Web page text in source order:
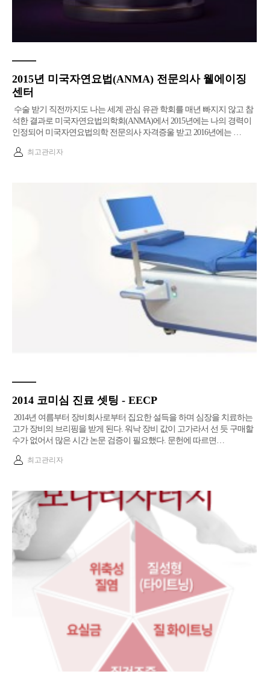
2015년 미국자연요법(ANMA) 전문의사 웰에이징
센터
수술 받기 직전까지도 나는 세계 관심 유관 학회를 매년 빠지지 않고 참
석한 결과로 미국자연요법의학회(ANMA)에서 2015년에는 나의 경력이
인정되어 미국자연요법의학 전문의사 자격증울 받고 2016년에는 …
최고관리자
2014 코미심 진료 셋팅 - EECP
2014년 여름부터 장비회사로부터 집요한 설득을 하며 심장을 치료하는
고가 장비의 브리핑을 받게 된다. 워낙 장비 값이 고가라서 선 듯 구매할
수가 없어서 많은 시간 논문 검증이 필요했다. ​문헌에 따르면…
최고관리자